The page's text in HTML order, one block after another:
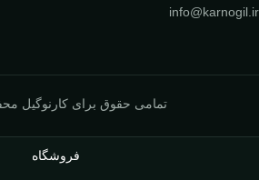
info@karnogil.ir
تمامی حقوق برای کارنوگیل
فروشگاه